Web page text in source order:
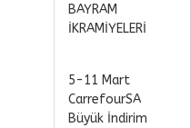
BAYRAM
İKRAMİYELERİ
5-11 Mart
CarrefourSA
Büyük İndirim